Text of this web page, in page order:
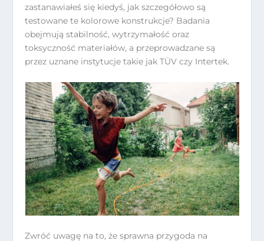
zastanawiałeś się kiedyś, jak szczegółowo są
testowane te kolorowe konstrukcje? Badania
obejmują stabilność, wytrzymałość oraz
toksyczność materiałów, a przeprowadzane są
przez uznane instytucje takie jak TÜV czy Intertek.
Zwróć uwagę na to, że sprawna przygoda na